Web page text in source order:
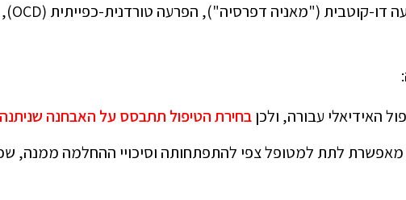
מאיזו הפרעה הוא סובל, כגון דיכאון, הפרעה דו-קוטבית ("מאניה דפרסיה"), הפרעה טורדנית-כפייתית (OCD),
האידיאלי עבורה, ולכןבחירת הטיפול תתבסס על האבחנה שניתנה
מאפשרת לתת למטופל צפי להתפתחותה וסיכויי ההחלמה ממנה,